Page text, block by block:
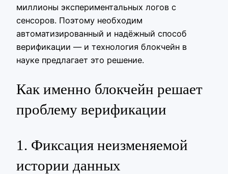
миллионы экспериментальных логов с
сенсоров. Поэтому необходим
автоматизированный и надёжный способ
верификации — и технология блокчейн в
науке предлагает это решение.
Как именно блокчейн решает
проблему верификации
1. Фиксация неизменяемой
истории данных